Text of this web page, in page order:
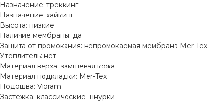
Назначение: треккинг
Назначение: хайкинг
Высота: низкие
Наличие мембраны: да
Защита от промокания: непромокаемая мембрана Mer-Tex
Утеплитель: нет
Материал верха: замшевая кожа
Материал подкладки: Mer-Tex
Подошва: Vibram
Застежка: классические шнурки